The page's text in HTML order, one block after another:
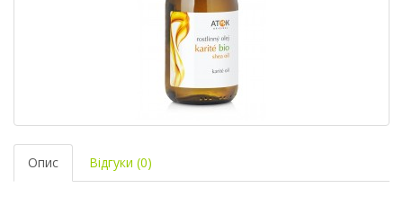
Опис Відгуки (0)